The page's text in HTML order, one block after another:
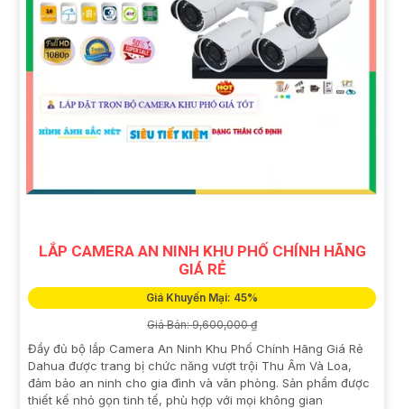
LẮP CAMERA AN NINH KHU PHỐ CHÍNH HÃNG
GIÁ RẺ
Giá Khuyến Mại: 45%
Giá Bán: 9,600,000 ₫
Đầy đủ bộ lắp Camera An Ninh Khu Phố Chính Hãng Giá Rẻ
Dahua được trang bị chức năng vượt trội Thu Âm Và Loa,
đảm bảo an ninh cho gia đình và văn phòng. Sản phẩm được
thiết kế nhỏ gọn tinh tế, phù hợp với mọi không gian